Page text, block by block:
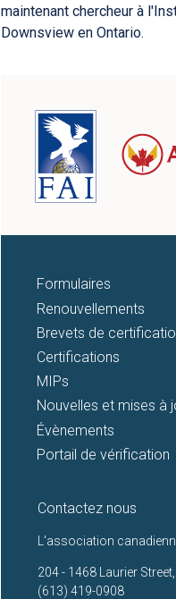
maintenant chercheur à
Downsview en Ontario.
Formulaires
Renouvellements
Brevets de
Certifications
MIPs
Nouvelles et mises à
Évènements
Portail de vérification
Contactez nous
L'association
204 - 1468 Laurier
(613) 419-0908